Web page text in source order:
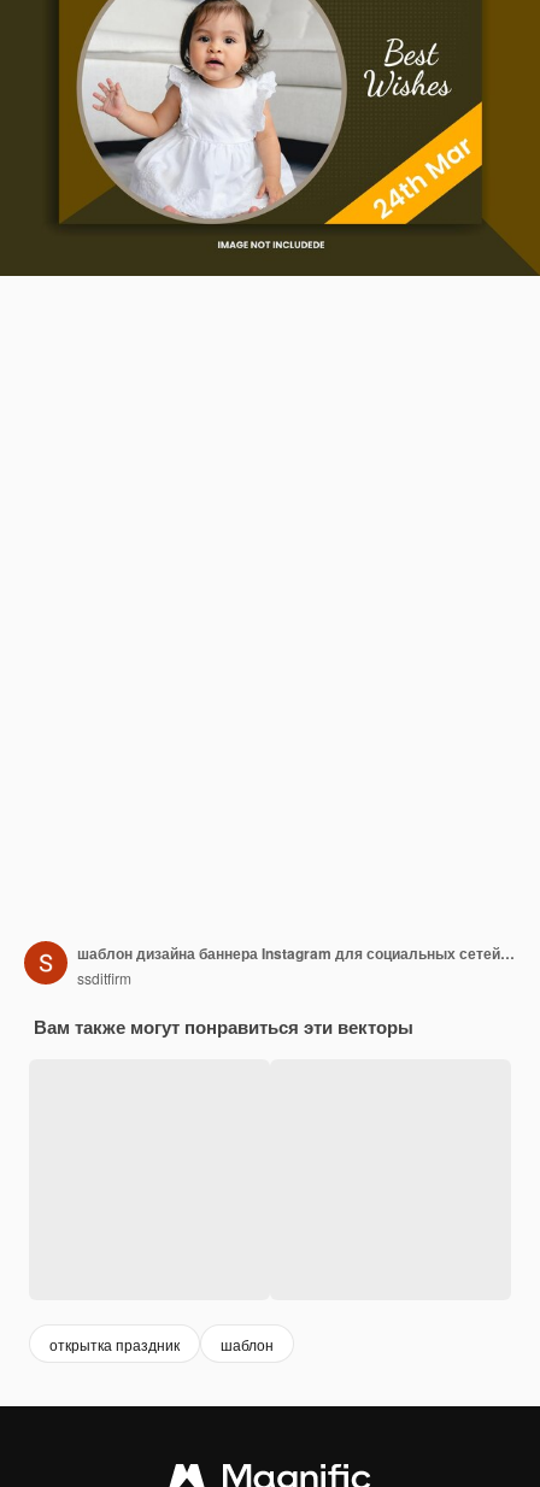
шаблон дизайна баннера Instagram для социальных сетей дня рождения ребенка
ssditfirm
Вам также могут понравиться эти векторы
открытка праздник шаблон